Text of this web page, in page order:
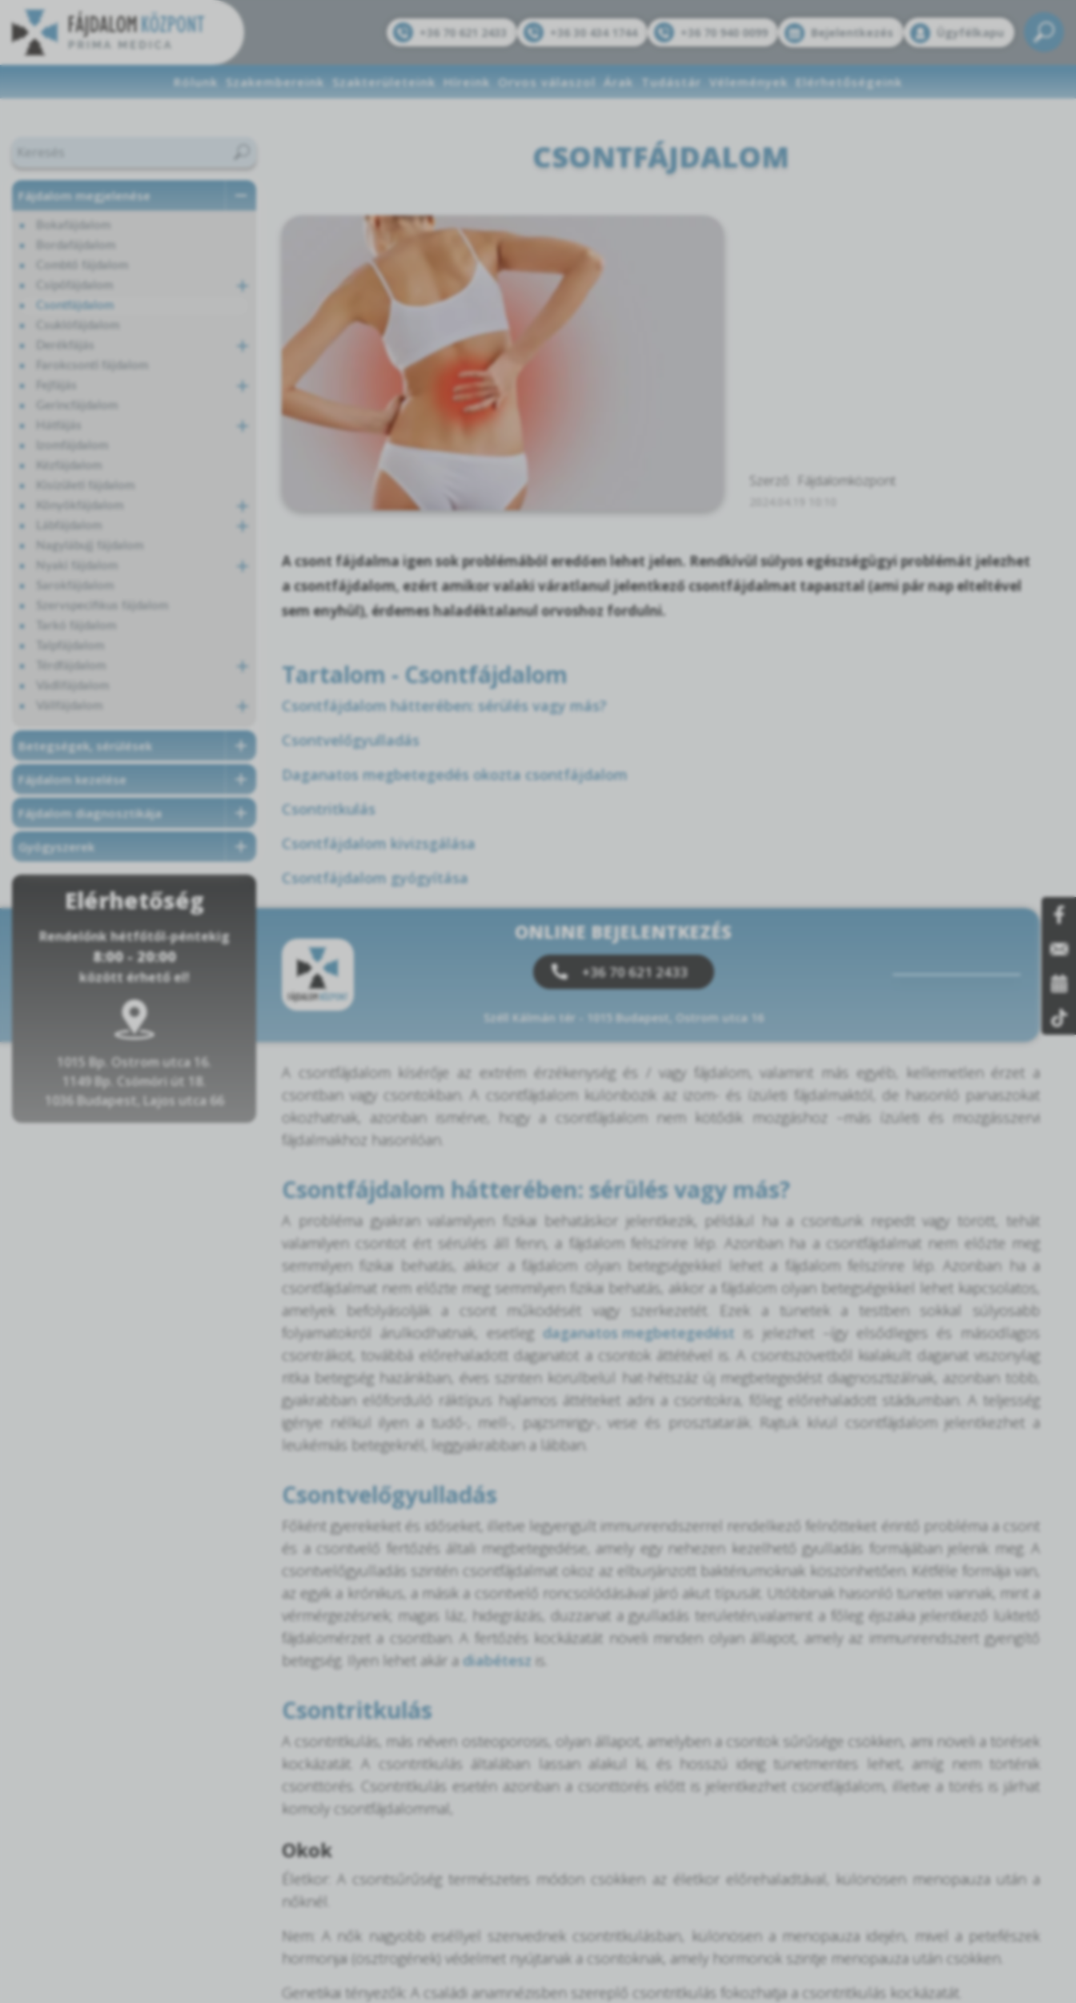
+36 70 621 2433 +36 30 434 1744 +36 70 940 0099 Bejelentkezés Ügyfélkapu
Rólunk Szakembereink Szakterületeink Híreink Orvos válaszol Árak Tudástár Vélemények Elérhetőségeink
Fájdalom megjelenése
Csontfájdalom
Betegségek, sérülések
Fájdalom kezelése
Fájdalom diagnosztikája
Gyógyszerek
Elérhetőség
Rendelőnk hétfőtől-péntekig
8:00 - 20:00
között érhető el!
1015 Bp. Ostrom utca 16.
1149 Bp. Csömöri út 18.
1036 Budapest, Lajos utca 66
CSONTFÁJDALOM
Szerző: Fájdalomközpont
A csont fájdalma igen sok problémából eredően lehet jelen. Rendkívül súlyos egészségügyi problémát jelezhet
a csontfájdalom, ezért amikor valaki váratlanul jelentkező csontfájdalmat tapasztal (ami pár nap elteltével
sem enyhül), érdemes haladéktalanul orvoshoz fordulni.
Tartalom - Csontfájdalom
Csontfájdalom hátterében: sérülés vagy más?
Csontvelőgyulladás
Daganatos megbetegedés okozta csontfájdalom
Csontritkulás
Csontfájdalom kivizsgálása
Csontfájdalom gyógyítása
ONLINE BEJELENTKEZÉS
+36 70 621 2433
Széll Kálmán tér - 1015 Budapest, Ostrom utca 16
A csontfájdalom kísérője az extrém érzékenység és / vagy fájdalom, valamint más egyéb, kellemetlen érzet a
csontban vagy csontokban. A csontfájdalom különbözik az izom- és ízületi fájdalmaktól, de hasonló panaszokat
okozhatnak, azonban ismérve, hogy a csontfájdalom nem kötődik mozgáshoz –más ízületi és mozgásszervi
fájdalmakhoz hasonlóan.
Csontfájdalom hátterében: sérülés vagy más?
A probléma gyakran valamilyen fizikai behatáskor jelentkezik, például ha a csontunk repedt vagy törött, tehát
valamilyen csontot ért sérülés áll fenn, a fájdalom felszínre lép. Azonban ha a csontfájdalmat nem előzte meg
semmilyen fizikai behatás, akkor a fájdalom olyan betegségekkel lehet a fájdalom felszínre lép. Azonban ha a
csontfájdalmat nem előzte meg semmilyen fizikai behatás, akkor a fájdalom olyan betegségekkel lehet kapcsolatos,
amelyek befolyásolják a csont működését vagy szerkezetét. Ezek a tünetek a testben sokkal súlyosabb
folyamatokról árulkodhatnak, esetlegdaganatos megbetegedést is jelezhet –így elsődleges és másodlagos
csontrákot, továbbá előrehaladott daganatot a csontok áttétével is. A csontszövetből kialakult daganat viszonylag
ritka betegség hazánkban, éves szinten körülbelül hat-hétszáz új megbetegedést diagnosztizálnak, azonban több,
gyakrabban előforduló ráktípus hajlamos áttéteket adni a csontokra, főleg előrehaladott stádiumban. A teljesség
igénye nélkül ilyen a tüdő-, mell-, pajzsmirigy-, vese és prosztatarák. Rajtuk kívül csontfájdalom jelentkezhet a
leukémiás betegeknél, leggyakrabban a lábban.
Csontvelőgyulladás
Főként gyerekeket és időseket, illetve legyengült immunrendszerrel rendelkező felnőtteket érintő probléma a csont
és a csontvelő fertőzés általi megbetegedése, amely egy nehezen kezelhető gyulladás formájában jelenik meg. A
csontvelőgyulladás szintén csontfájdalmat okoz az elburjánzott baktériumoknak köszönhetően. Kétféle formája van,
az egyik a krónikus, a másik a csontvelő roncsolódásával járó akut típusát. Utóbbinak hasonló tünetei vannak, mint a
vérmérgezésnek; magas láz, hidegrázás, duzzanat a gyulladás területén,valamint a főleg éjszaka jelentkező lüktető
fájdalomérzet a csontban. A fertőzés kockázatát növeli minden olyan állapot, amely az immunrendszert gyengítő
betegség. Ilyen lehet akár a diabétesz is.
Csontritkulás
A csontritkulás, más néven osteoporosis, olyan állapot, amelyben a csontok sűrűsége csökken, ami növeli a törések
kockázatát. A csontritkulás általában lassan alakul ki, és hosszú ideig tünetmentes lehet, amíg nem történik
csonttörés. Csontritkulás esetén azonban a csonttörés előtt is jelentkezhet csontfájdalom, illetve a törés is járhat
komoly csontfájdalommal,
Okok
Életkor: A csontsűrűség természetes módon csökken az életkor előrehaladtával, különösen menopauza után a
nőknél.
Nem: A nők nagyobb eséllyel szenvednek csontritkulásban, különösen a menopauza idején, mivel a petefészek
hormonjai (ösztrogének) védelmet nyújtanak a csontoknak, amely hormonok szintje menopauza után csökken.
Genetikai tényezők: A családi anamnézisben szereplő csontritkulás fokozhatja a csontritkulás kockázatát.